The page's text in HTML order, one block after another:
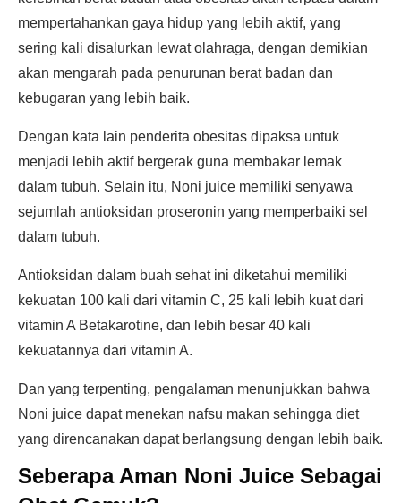
mempertahankan gaya hidup yang lebih aktif, yang
sering kali disalurkan lewat olahraga, dengan demikian
akan mengarah pada penurunan berat badan dan
kebugaran yang lebih baik.
Dengan kata lain penderita obesitas dipaksa untuk
menjadi lebih aktif bergerak guna membakar lemak
dalam tubuh. Selain itu, Noni juice memiliki senyawa
sejumlah antioksidan proseronin yang memperbaiki sel
dalam tubuh.
Antioksidan dalam buah sehat ini diketahui memiliki
kekuatan 100 kali dari vitamin C, 25 kali lebih kuat dari
vitamin A Betakarotine, dan lebih besar 40 kali
kekuatannya dari vitamin A.
Dan yang terpenting, pengalaman menunjukkan bahwa
Noni juice dapat menekan nafsu makan sehingga diet
yang direncanakan dapat berlangsung dengan lebih baik.
Seberapa Aman Noni Juice Sebagai